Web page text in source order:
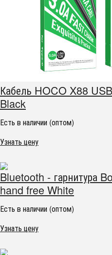
Кабель HOCO X88
Black
Есть в наличии (оптом)
Узнать цену
Bluetooth - гарнитура
hand free White
Есть в наличии (оптом)
Узнать цену